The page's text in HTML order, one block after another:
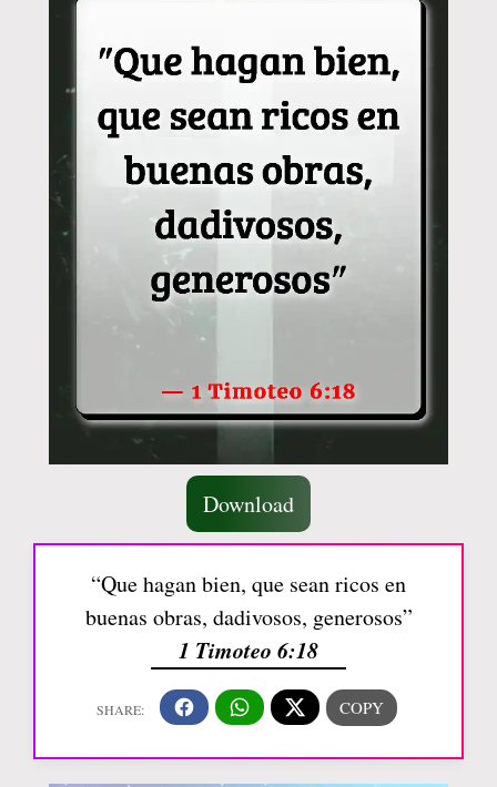
Download
“Que hagan bien, que sean ricos en
buenas obras, dadivosos, generosos”
1 Timoteo 6:18